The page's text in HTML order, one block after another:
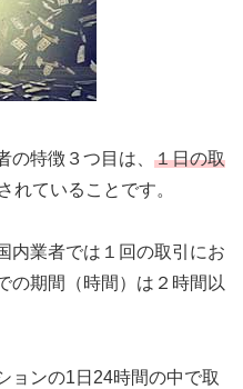
の特徴３つ目は、 １日の取
れていることです。
内業者では１回の取引にお
の期間（時間）は２時間以
ョンの1日24時間の中で取